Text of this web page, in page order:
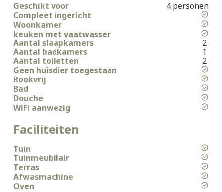
Geschikt voor
4 personen
Compleet ingericht
Woonkamer
keuken met vaatwasser
Aantal slaapkamers
2
Aantal badkamers
1
Aantal toiletten
2
Geen huisdier toegestaan
Rookvrij
Bad
Douche
WiFi aanwezig
Faciliteiten
Tuin
Tuinmeubilair
Terras
Afwasmachine
Oven